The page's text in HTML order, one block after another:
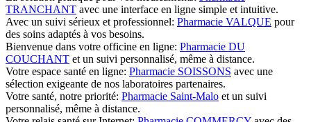
TRANCHANT avec une interface en ligne simple et intuitive.
Avec un suivi sérieux et professionnel: Pharmacie VALQUE pour
des soins adaptés à vos besoins.
Bienvenue dans votre officine en ligne: Pharmacie DU
COUCHANT et un suivi personnalisé, même à distance.
Votre espace santé en ligne: Pharmacie SOISSONS avec une
sélection exigeante de nos laboratoires partenaires.
Votre santé, notre priorité: Pharmacie Saint-Malo et un suivi
personnalisé, même à distance.